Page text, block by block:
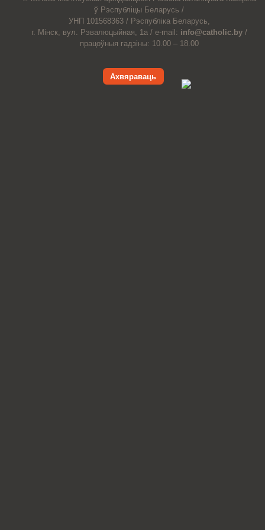
ў Рэспубліцы Беларусь /
УНП 101568363 / Рэспубліка Беларусь,
г. Мінск, вул. Рэвалюцыйная, 1а / e-mail: info@catholic.by /
працоўныя гадзіны: 10.00 – 18.00
Ахвяраваць